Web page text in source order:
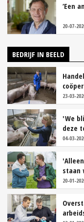
‘Een
20-07-
BEDRIJF IN BEELD
23-03-
'We
deze
04-03-
staan
20-01-